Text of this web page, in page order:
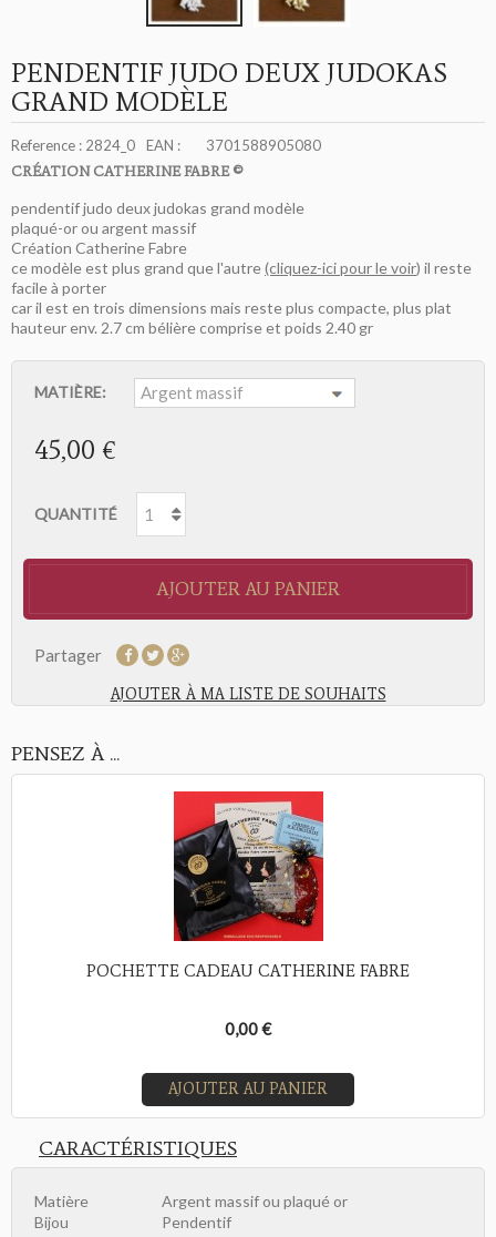
PENDENTIF JUDO DEUX JUDOKAS
GRAND MODÈLE
Reference : 2824_0 EAN : 3701588905080
CRÉATION CATHERINE FABRE ©
pendentif judo deux judokas grand modèle
plaqué-or ou argent massif
Création Catherine Fabre
ce modèle est plus grand que l'autre(cliquez-ici pour le voir) il reste
facile à porter
car il est en trois dimensions mais reste plus compacte, plus plat
hauteur env. 2.7 cm bélière comprise et poids 2.40 gr
MATIÈRE:
45,00 €
QUANTITÉ
AJOUTER AU PANIER
Partager
AJOUTER À MA LISTE DE SOUHAITS
PENSEZ À ...
POCHETTE CADEAU CATHERINE FABRE
0,00 €
AJOUTER AU PANIER
CARACTÉRISTIQUES
Matière
Argent massif ou plaqué or
Bijou
Pendentif